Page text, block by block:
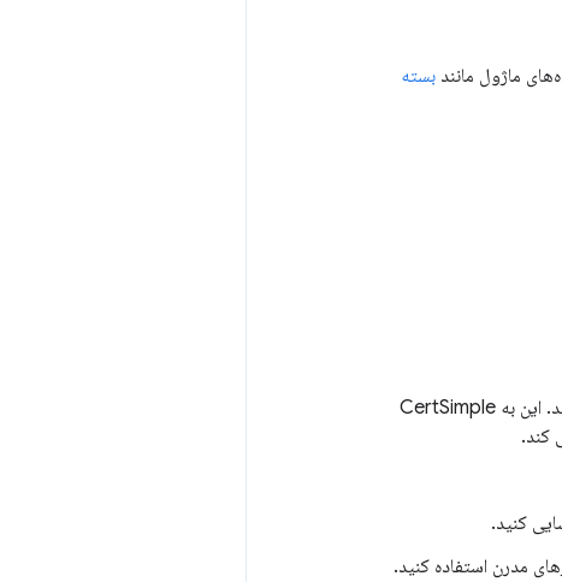
ماژول مانند بسته
را در نظر بگیرید. بروتلی از gzip در نسبت فشرده سازی بهتر عمل می کند. این به CertSimple
کند.
کنید.
مدرن استفاده کنید.